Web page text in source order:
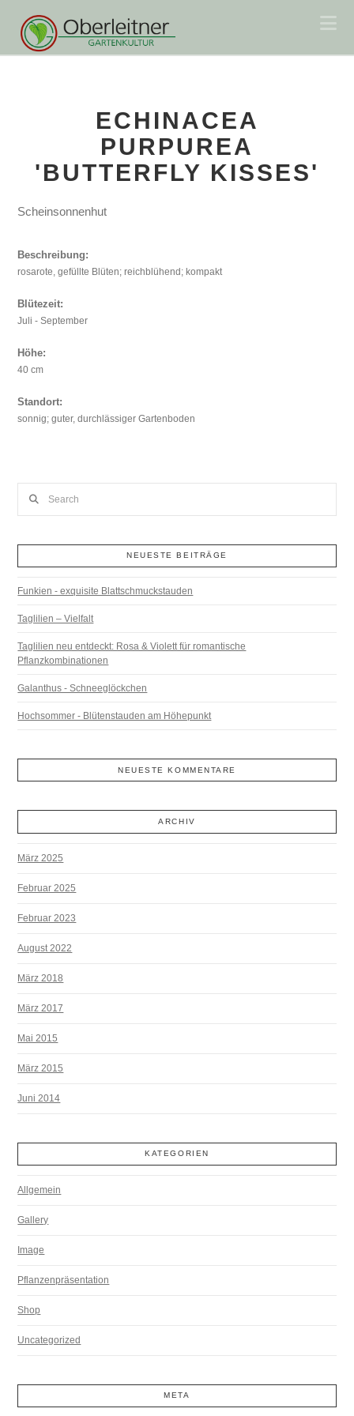
ECHINACEA
PURPUREA
'BUTTERFLY KISSES'
Scheinsonnenhut
Beschreibung:
rosarote, gefüllte Blüten; reichblühend; kompakt
Blütezeit:
Juli - September
Höhe:
40 cm
Standort:
sonnig; guter, durchlässiger Gartenboden
NEUESTE BEITRÄGE
Funkien - exquisite Blattschmuckstauden
Taglilien – Vielfalt
Taglilien neu entdeckt: Rosa & Violett für romantische
Pflanzkombinationen
Galanthus - Schneeglöckchen
Hochsommer - Blütenstauden am Höhepunkt
NEUESTE KOMMENTARE
ARCHIV
März 2025
Februar 2025
Februar 2023
August 2022
März 2018
März 2017
Mai 2015
März 2015
Juni 2014
KATEGORIEN
Allgemein
Gallery
Image
Pflanzenpräsentation
Shop
Uncategorized
META